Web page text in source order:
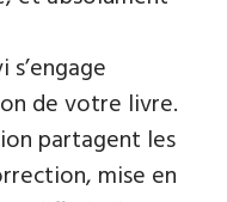
de votre livre.
partagent les
mise en